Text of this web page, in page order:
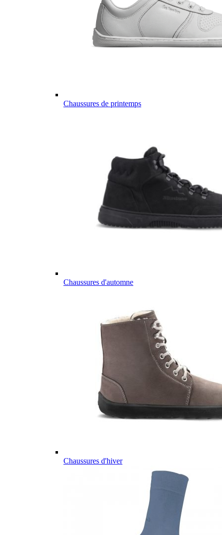
Chaussures de printemps
Chaussures d'automne
Chaussures d'hiver